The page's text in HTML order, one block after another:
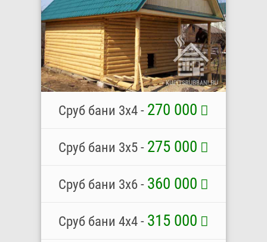
Сруб бани 3х4 - 270 000
Сруб бани 3х5 - 275 000
Сруб бани 3х6 - 360 000
Сруб бани 4х4 - 315 000